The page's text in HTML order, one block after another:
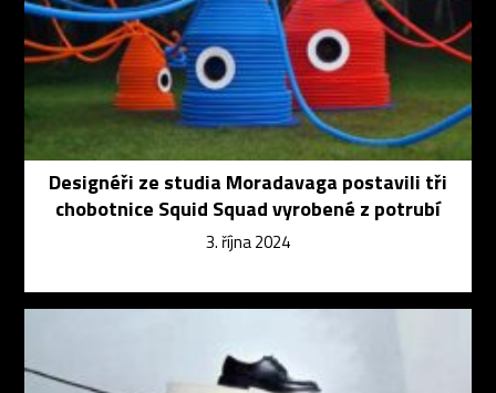
Designéři ze studia Moradavaga postavili tři
chobotnice Squid Squad vyrobené z potrubí
3. října 2024